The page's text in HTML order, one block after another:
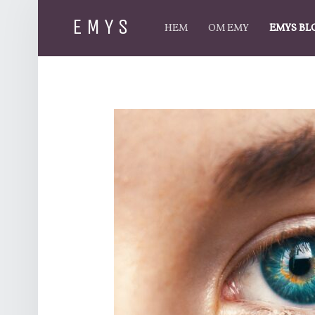
EMYS HEM OM EMY EMYS